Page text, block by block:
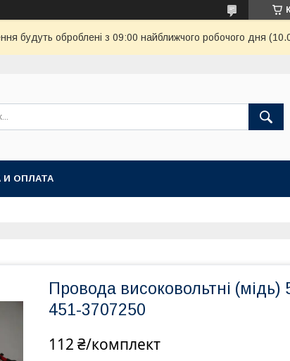
будуть оброблені з 09:00 найближчого робочого дня
И ОПЛАТА
Провода високовольтні
451-3707250
112 ₴/комплект